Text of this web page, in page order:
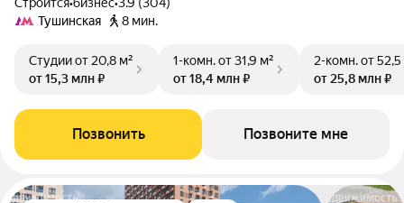
Тушинская
8 мин.
Студииот 20,8 м²
от 15,3 млн ₽
1-комн.от 31,9 м²
от 18,4 млн ₽
2-комн.от 52,5
от 25,8 млн ₽
Позвонить Позвоните мне